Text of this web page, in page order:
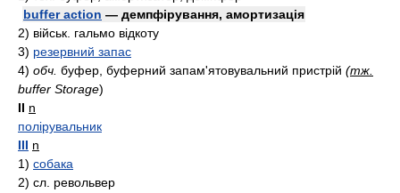
buffer action — демпфірування, амортизація
2) вiйcьк. гальмо відкоту
3) резервний запас
4) обч. буфер, буферний запам'ятовувальний пристрій (тж.
buffer Storage)
II n
полірувальник
III n
1) собака
2) cл. револьвер